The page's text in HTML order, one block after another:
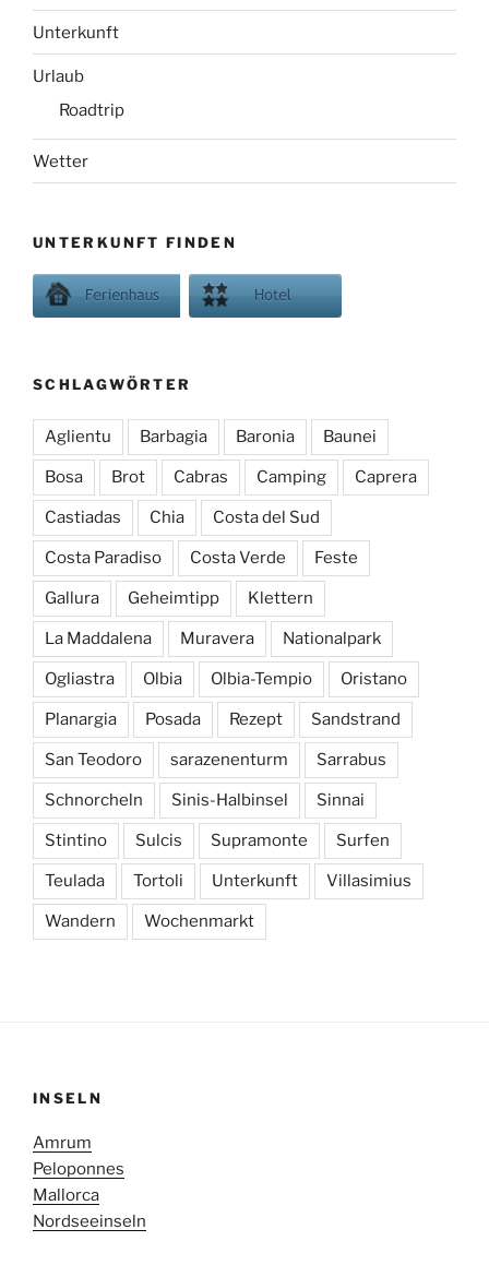
Unterkunft
Urlaub
Roadtrip
Wetter
UNTERKUNFT FINDEN
SCHLAGWÖRTER
Aglientu Barbagia Baronia Baunei
Bosa Brot Cabras Camping Caprera
Castiadas Chia Costa del Sud
Costa Paradiso Costa Verde Feste
Gallura Geheimtipp Klettern
La Maddalena Muravera Nationalpark
Ogliastra Olbia Olbia-Tempio Oristano
Planargia Posada Rezept Sandstrand
San Teodoro sarazenenturm Sarrabus
Schnorcheln Sinis-Halbinsel Sinnai
Stintino Sulcis Supramonte Surfen
Teulada Tortoli Unterkunft Villasimius
Wandern Wochenmarkt
INSELN
Amrum
Peloponnes
Mallorca
Nordseeinseln